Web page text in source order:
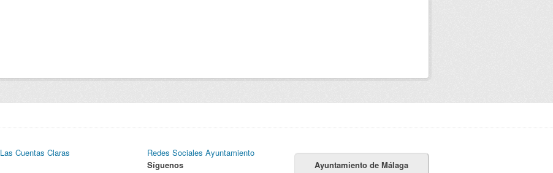
Las Cuentas Claras
Redes Sociales Ayuntamiento
Síguenos
Ayuntamiento de Málaga